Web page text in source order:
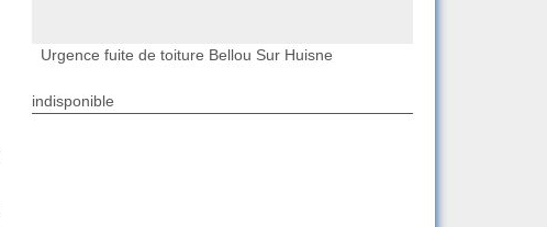
Urgence fuite de toiture Bellou Sur Huisne
indisponible